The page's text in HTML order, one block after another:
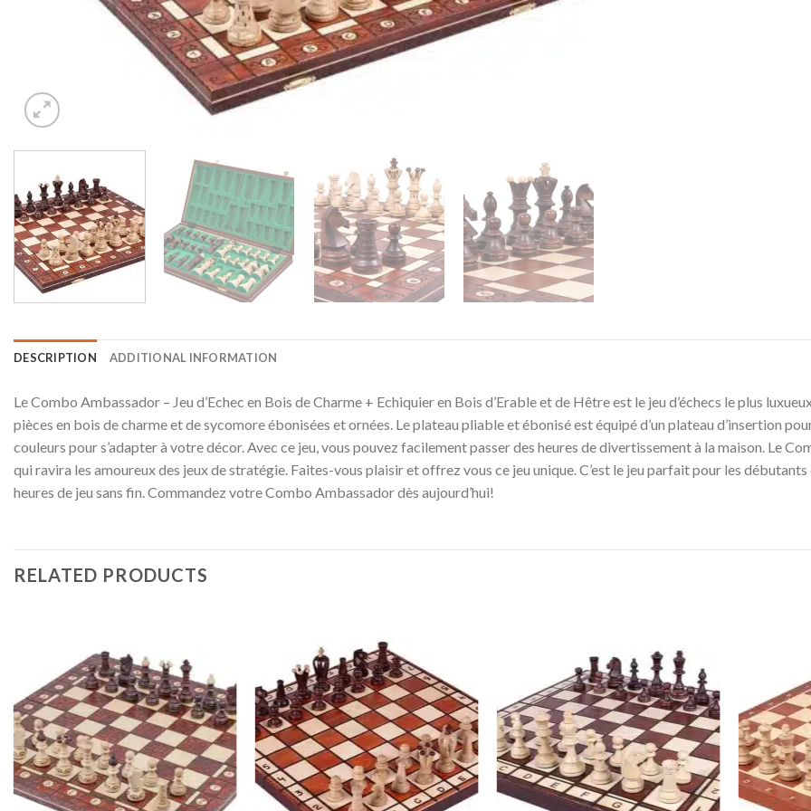
DESCRIPTION ADDITIONAL INFORMATION
Le Combo Ambassador – Jeu d’Echec en Bois de Charme + Echiquier en Bois d’Erable et de Hêtre est le jeu d’échecs le plus
pièces en bois de charme et de sycomore ébonisées et ornées. Le plateau pliable et ébonisé est équipé d’un plateau d’insertion
couleurs pour s’adapter à votre décor. Avec ce jeu, vous pouvez facilement passer des heures de divertissement à la maison. Le
qui ravira les amoureux des jeux de stratégie. Faites-vous plaisir et offrez vous ce jeu unique. C’est le jeu parfait pour les
heures de jeu sans fin. Commandez votre Combo Ambassador dès aujourd’hui!
RELATED PRODUCTS